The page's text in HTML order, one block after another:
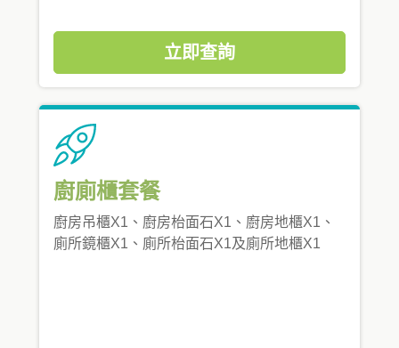
立即查詢
廚廁櫃套餐
廚房吊櫃X1、廚房枱面石X1、廚房地櫃X1、
廁所鏡櫃X1、廁所枱面石X1及廁所地櫃X1